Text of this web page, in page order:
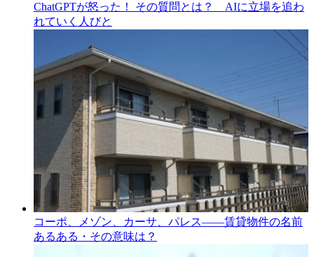
ChatGPTが怒った！ その質問とは？ AIに立場を追わ
れていく人びと
コーポ、メゾン、カーサ、パレス――賃貸物件の名前
あるある・その意味は？